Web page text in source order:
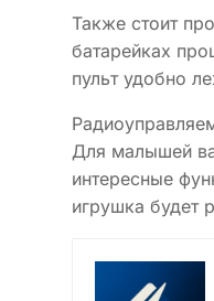
Также стоит
батарейках
пульт удобно
Для малышей
интересные
игрушка будет